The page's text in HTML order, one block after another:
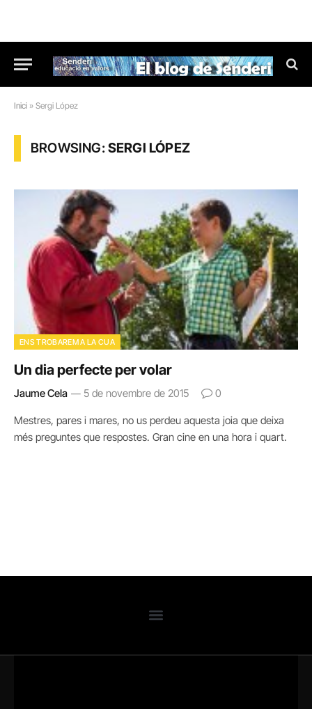
Inici » Sergi López
BROWSING:SERGI LÓPEZ
ENS TROBAREM A LA CUA
Un dia perfecte per volar
Jaume Cela 5 de novembre de 2015 0
Mestres, pares i mares, no us perdeu aquesta joia que deixa
més preguntes que respostes. Gran cine en una hora i quart.